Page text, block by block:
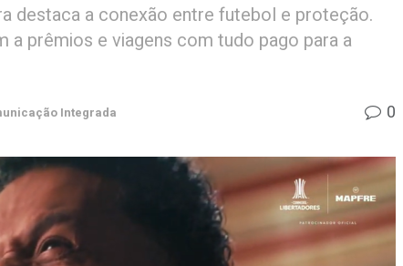
destaca a conexão entre futebol e proteção.
prêmios e viagens com tudo pago para a
Integrada 0